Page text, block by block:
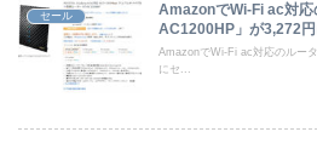
セール
AmazonでWi-Fi ac対応
AC1200HP」が3,272
AmazonでWi-Fi ac対応のルー
にセ...